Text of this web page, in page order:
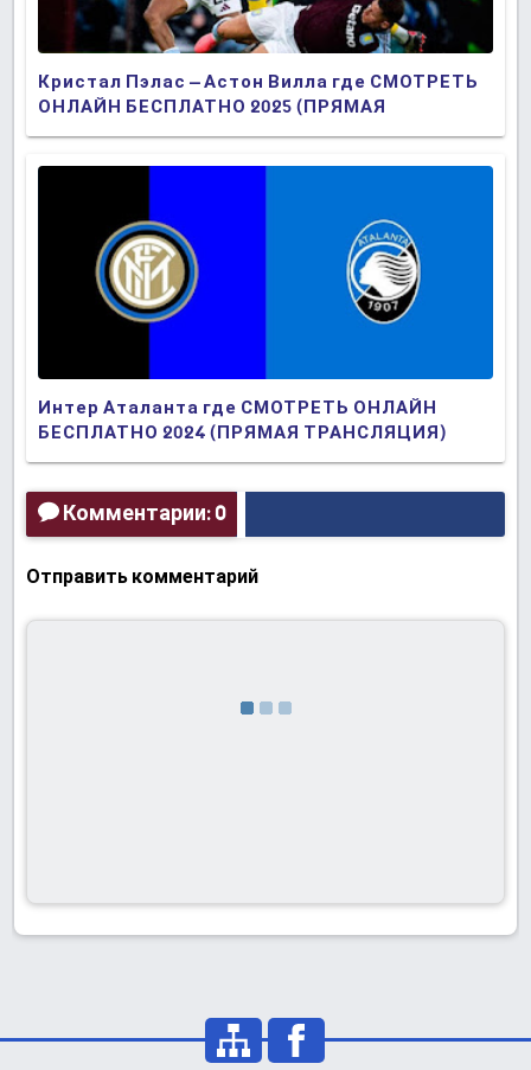
Кристал Пэлас – Астон Вилла где СМОТРЕТЬ
ОНЛАЙН БЕСПЛАТНО 2025 (ПРЯМАЯ
ТРАНСЛЯЦИЯ)
Интер Аталанта где СМОТРЕТЬ ОНЛАЙН
БЕСПЛАТНО 2024 (ПРЯМАЯ ТРАНСЛЯЦИЯ)
Комментарии: 0
Отправить комментарий